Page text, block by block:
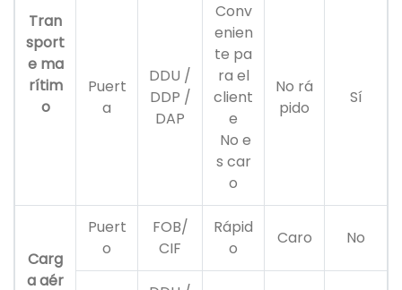
Tran
sport
e ma
rítim
o
Puert
a
DDU /
DDP /
DAP
Conv
enien
te pa
ra el
client
e
No e
s car
o
No rá
pido
Sí
Carg
a aér
Puert
o
FOB/
CIF
Rápid
o
Caro No